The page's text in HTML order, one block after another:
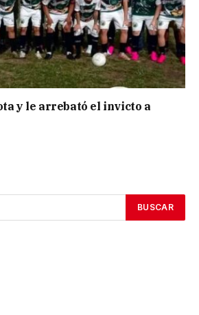
y le arrebató el invicto a